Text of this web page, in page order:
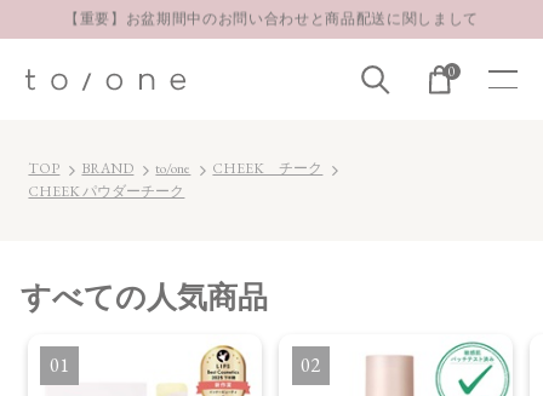
【重要】お盆期間中のお問い合わせと商品配送に関しまして
LINE お友達登録 500円OFFクーポンプレゼント
0
TOP BRAND to/one
CHEEK チーク
CHEEK パウダーチーク
すべての人気商品
1 2